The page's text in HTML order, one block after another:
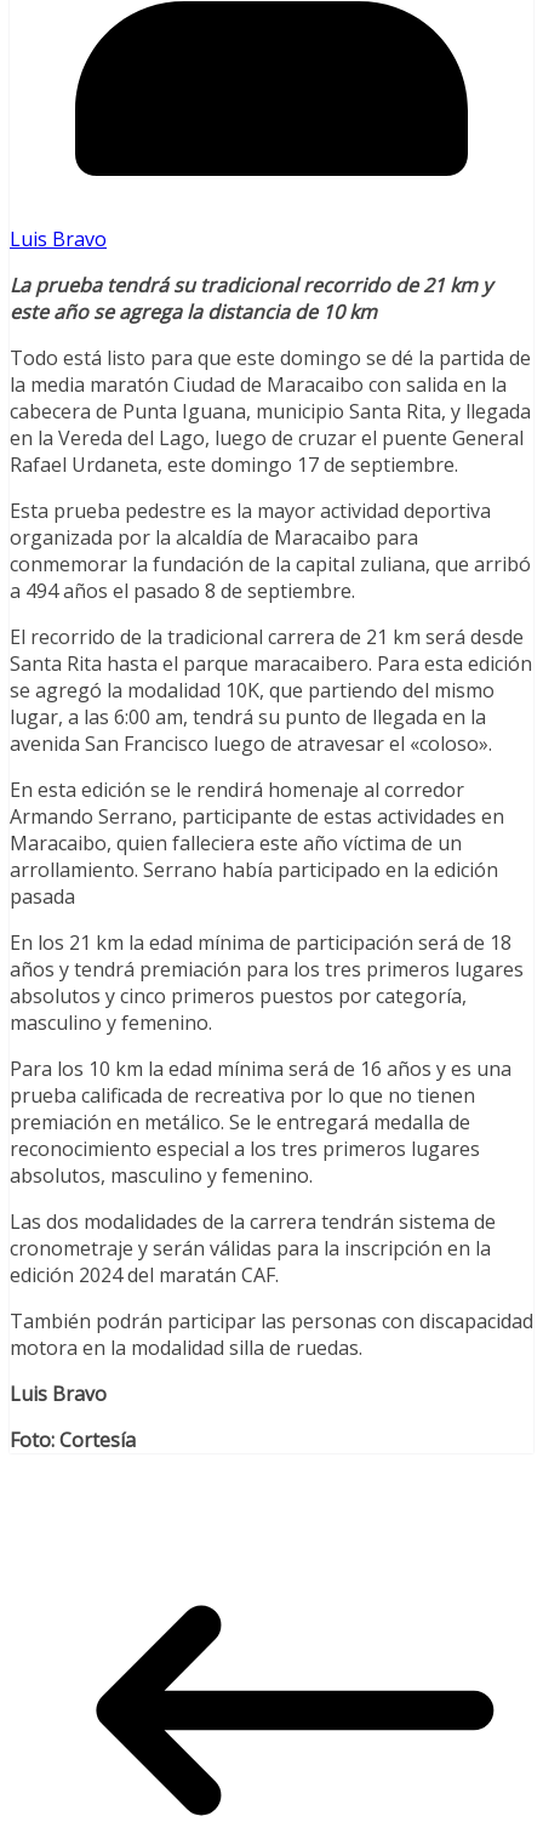
Luis Bravo
La prueba tendrá su tradicional recorrido de 21 km y
este año se agrega la distancia de 10 km
Todo está listo para que este domingo se dé la partida de
la media maratón Ciudad de Maracaibo con salida en la
cabecera de Punta Iguana, municipio Santa Rita, y llegada
en la Vereda del Lago, luego de cruzar el puente General
Rafael Urdaneta, este domingo 17 de septiembre.
Esta prueba pedestre es la mayor actividad deportiva
organizada por la alcaldía de Maracaibo para
conmemorar la fundación de la capital zuliana, que arribó
a 494 años el pasado 8 de septiembre.
El recorrido de la tradicional carrera de 21 km será desde
Santa Rita hasta el parque maracaibero. Para esta edición
se agregó la modalidad 10K, que partiendo del mismo
lugar, a las 6:00 am, tendrá su punto de llegada en la
avenida San Francisco luego de atravesar el «coloso».
En esta edición se le rendirá homenaje al corredor
Armando Serrano, participante de estas actividades en
Maracaibo, quien falleciera este año víctima de un
arrollamiento. Serrano había participado en la edición
pasada
En los 21 km la edad mínima de participación será de 18
años y tendrá premiación para los tres primeros lugares
absolutos y cinco primeros puestos por categoría,
masculino y femenino.
Para los 10 km la edad mínima será de 16 años y es una
prueba calificada de recreativa por lo que no tienen
premiación en metálico. Se le entregará medalla de
reconocimiento especial a los tres primeros lugares
absolutos, masculino y femenino.
Las dos modalidades de la carrera tendrán sistema de
cronometraje y serán válidas para la inscripción en la
edición 2024 del maratán CAF.
También podrán participar las personas con discapacidad
motora en la modalidad silla de ruedas.
Luis Bravo
Foto: Cortesía